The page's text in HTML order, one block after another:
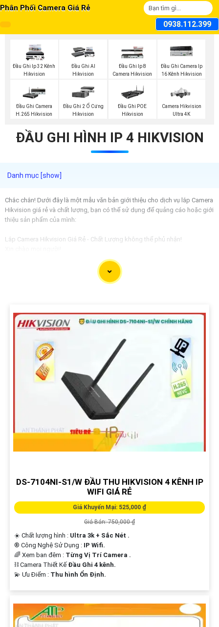
Phân Phối Camera Giá Rẻ
0938.112.399
Đầu Ghi Ip 32 Kênh
Hikvision
Đầu Ghi AI
Hikvision
Đầu Ghi Ip 8
Camera Hikvision
Đầu Ghi Camera Ip
16 Kênh Hikvision
Đầu Ghi Camera
H.265 Hikvision
Đầu Ghi 2 Ổ Cứng
Hikvision
Đầu Ghi POE
Hikvision
Camera Hikvision
Ultra 4K
ĐẦU GHI HÌNH IP 4 HIKVISION
Chắc chắn! Dưới đây là một mẫu văn bản giới thiệu cho dịch vụ lắp Camera
Hikvision giá rẻ và chất lượng, bạn có thể sử dụng để quảng cáo hoặc giới
thiệu sản phẩm của mình:
Lắp Camera Hikvision Giá Rẻ - Chất Lượng không thể phủ nhận!
Bạn đang tìm kiếm giải pháp an ninh hoàn hảo cho ngôi nhà, văn phòng
hay cửa hàng của mình? Hãy yên tâm với dịch vụ lắp Camera Hikvision của
chúng tôi - mang đến sự an tâm và chất lượng không thể phủ nhận!
Chất lượng đỉnh cao: Camera Hikvision là thương hiệu nổi tiếng với chất
lượng hình ảnh sắc nét, độ tin cậy cao và tính năng thông minh vượt trội. ✪
Dịch vụ chuyên nghiệp: Đội ngũ kỹ thuật viên giàu kinh nghiệm, nhiệt tình
và chuyên nghiệp sẽ tự tin việc lắp đặt Camera diễn ra nhanh chóng và hiệu
Hãy để chúng tôi bảo vệ không gian quý giá của bạn một cách an toàn và
hiệu quả nhất!
Liên hệ ngay với chúng tôi để được tư vấn và báo giá chi tiết:
Địa chỉ: [Điền địa chỉ công ty của bạn]Số điện thoại: [Điền số điện thoại liên
Hãy đầu tư vào an ninh cho gia đình và doanh nghiệp của bạn ngay hôm
nay với Camera Hikvision - sự lựa chọn hoàn hảo của bạn!
Cảm ơn bạn đã tin tưởng và chọn lựa dịch vụ của chúng tôi!
Hi vọng bạn sẽ tìm thấy mẫu văn bản này phát huy được nhiều tính năng.
DS-7104NI-S1/W ĐẦU THU HIKVISION 4 KÊNH IP
WIFI GIÁ RẺ
Giá Khuyến Mại: 525,000 ₫
Giá Bán: 750,000 ₫
☀️ Chất lượng hình : Ultra 3k + Sắc Nét .
®️ Công Nghệ Sử Dụng : IP Wifi.
🌈 Xem ban đêm : Từng Vị Trí Camera .
⛓ Camera Thiết Kế Đầu Ghi 4 kênh.
️💫 Ưu Điểm : Thu hình Ổn Định.